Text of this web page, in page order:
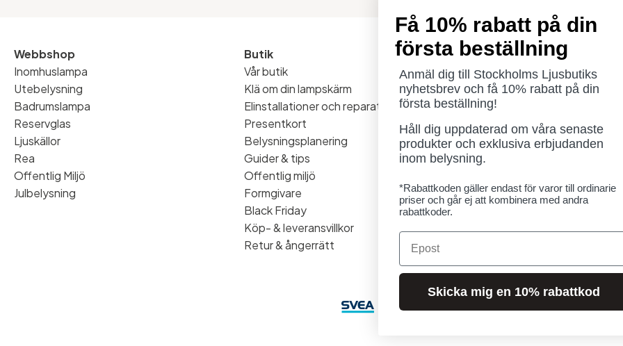
Webbshop
Inomhuslampa
Utebelysning
Badrumslampa
Reservglas
Ljuskällor
Rea
Offentlig Miljö
Julbelysning
Butik
Vår butik
Klä om din lampskärm
Elinstallationer och reparationer
Presentkort
Belysningsplanering
Guider & tips
Offentlig miljö
Formgivare
Black Friday
Köp- & leveransvillkor
Retur & ångerrätt
Öppettider
Måndag - Torsdag: 11-18
Fredag - Lördag: 11-16
Söndag: Stängt
Lördag 1/8 stängt
Få 10% rabatt på din
första beställning
Anmäl dig till Stockholms Ljusbutiks
nyhetsbrev och få 10% rabatt på din
första beställning!
Håll dig uppdaterad om våra senaste
produkter och exklusiva erbjudanden
inom belysning.
*Rabattkoden gäller endast för varor till ordinarie
priser och går ej att kombinera med andra
rabattkoder.
Email
Skicka mig en 10% rabattkod